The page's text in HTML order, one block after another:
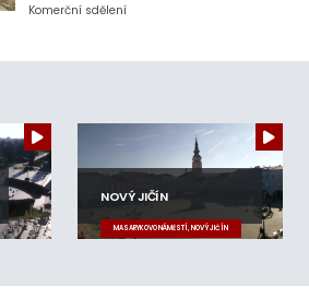
Komerční sdělení
NOVÝ JIČÍN
MASARYKOVO NÁMĚSTÍ, NOVÝ JIČÍN